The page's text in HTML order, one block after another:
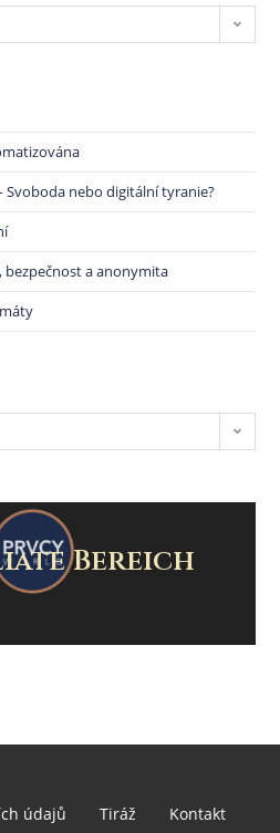
Svoboda nebo digitální tyranie?
bezpečnost a anonymita
Bereich
údajů Tiráž Kontakt